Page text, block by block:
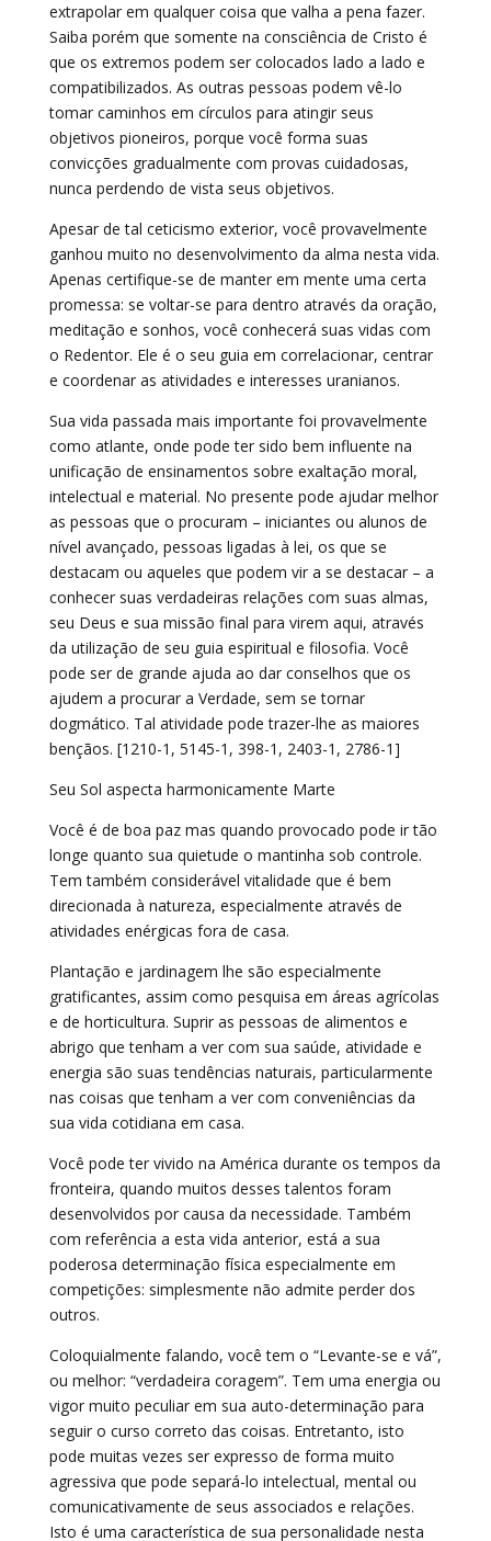
extrapolar em qualquer coisa que valha a pena fazer.
Saiba porém que somente na consciência de Cristo é
que os extremos podem ser colocados lado a lado e
compatibilizados. As outras pessoas podem vê-lo
tomar caminhos em círculos para atingir seus
objetivos pioneiros, porque você forma suas
convicções gradualmente com provas cuidadosas,
nunca perdendo de vista seus objetivos.
Apesar de tal ceticismo exterior, você provavelmente
ganhou muito no desenvolvimento da alma nesta vida.
Apenas certifique-se de manter em mente uma certa
promessa: se voltar-se para dentro através da oração,
meditação e sonhos, você conhecerá suas vidas com
o Redentor. Ele é o seu guia em correlacionar, centrar
e coordenar as atividades e interesses uranianos.
Sua vida passada mais importante foi provavelmente
como atlante, onde pode ter sido bem influente na
unificação de ensinamentos sobre exaltação moral,
intelectual e material. No presente pode ajudar melhor
as pessoas que o procuram – iniciantes ou alunos de
nível avançado, pessoas ligadas à lei, os que se
destacam ou aqueles que podem vir a se destacar – a
conhecer suas verdadeiras relações com suas almas,
seu Deus e sua missão final para virem aqui, através
da utilização de seu guia espiritual e filosofia. Você
pode ser de grande ajuda ao dar conselhos que os
ajudem a procurar a Verdade, sem se tornar
dogmático. Tal atividade pode trazer-lhe as maiores
bençãos. [1210-1, 5145-1, 398-1, 2403-1, 2786-1]
Seu Sol aspecta harmonicamente Marte
Você é de boa paz mas quando provocado pode ir tão
longe quanto sua quietude o mantinha sob controle.
Tem também considerável vitalidade que é bem
direcionada à natureza, especialmente através de
atividades enérgicas fora de casa.
Plantação e jardinagem lhe são especialmente
gratificantes, assim como pesquisa em áreas agrícolas
e de horticultura. Suprir as pessoas de alimentos e
abrigo que tenham a ver com sua saúde, atividade e
energia são suas tendências naturais, particularmente
nas coisas que tenham a ver com conveniências da
sua vida cotidiana em casa.
Você pode ter vivido na América durante os tempos da
fronteira, quando muitos desses talentos foram
desenvolvidos por causa da necessidade. Também
com referência a esta vida anterior, está a sua
poderosa determinação física especialmente em
competições: simplesmente não admite perder dos
outros.
Coloquialmente falando, você tem o “Levante-se e vá”,
ou melhor: “verdadeira coragem”. Tem uma energia ou
vigor muito peculiar em sua auto-determinação para
seguir o curso correto das coisas. Entretanto, isto
pode muitas vezes ser expresso de forma muito
agressiva que pode separá-lo intelectual, mental ou
comunicativamente de seus associados e relações.
Isto é uma característica de sua personalidade nesta